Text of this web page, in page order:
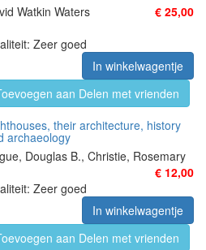
Watkin Waters
€ 25,00
Zeer goed
In winkelwagentje
aan Delen met vrienden
their architecture, history
archaeology
Douglas B., Christie, Rosemary
€ 12,00
Zeer goed
In winkelwagentje
aan Delen met vrienden